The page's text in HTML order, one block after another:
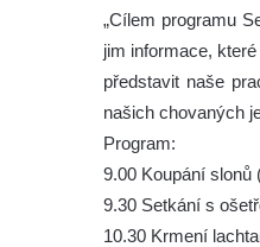
„Cílem programu
jim informace,
představit naše
našich chovaných
Program:
9.00 Koupání slonů
9.30 Setkání s
10.30 Krmení